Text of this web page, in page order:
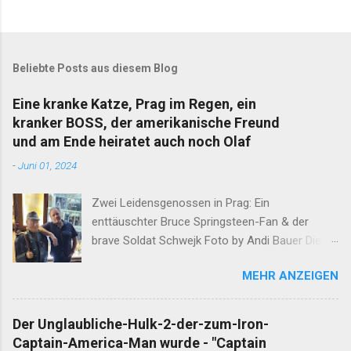
Beliebte Posts aus diesem Blog
Eine kranke Katze, Prag im Regen, ein
kranker BOSS, der amerikanische Freund
und am Ende heiratet auch noch Olaf
-Juni 01, 2024
Zwei Leidensgenossen in Prag: Ein
enttäuschter Bruce Springsteen-Fan & der
brave Soldat Schwejk Foto by Andi Bauer Dieser
lange abgeschlossen. Unfassbare Ereignisse
innerhalb einer Woche verlangen jedoch eine
neuerliche Öffnung. Ergänzend darf erwähnt
werden, dass Alan am Ende dieser
MEHR ANZEIGEN
Der Unglaubliche-Hulk-2-der-zum-Iron-
Captain-America-Man wurde - "Captain